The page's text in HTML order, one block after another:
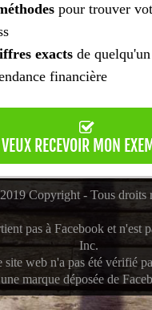
pour trouver
exactsde
financière
RECEVOIR MON
Copyright - Tous droits
pas à Facebook et n'est
Inc.
site web n'a pas été vérifié
marque déposée de